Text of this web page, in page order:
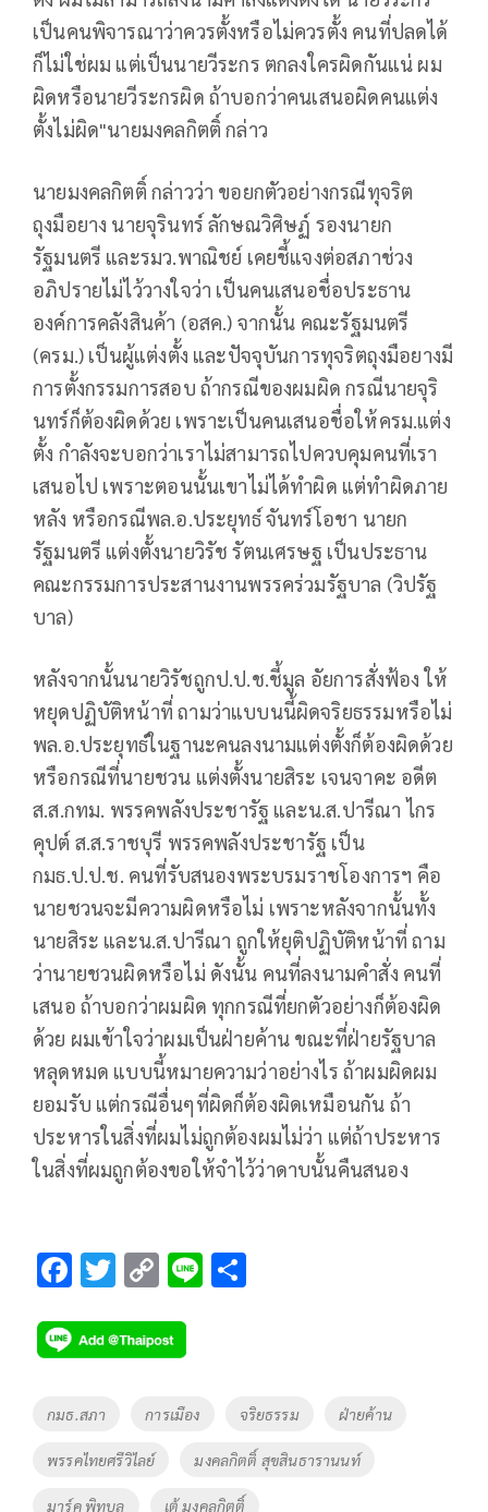
เป็นคนพิจารณาว่าควรตั้งหรือไม่ควรตั้ง คนที่ปลดได้
ก็ไม่ใช่ผม แต่เป็นนายวีระกร ตกลงใครผิดกันแน่ ผม
ผิดหรือนายวีระกรผิด ถ้าบอกว่าคนเสนอผิดคนแต่ง
ตั้งไม่ผิด"นายมงคลกิตติ์ กล่าว
นายมงคลกิตติ์ กล่าวว่า ขอยกตัวอย่างกรณีทุจริต
ถุงมือยาง นายจุรินทร์ ลักษณวิศิษฏ์ รองนายก
รัฐมนตรี และรมว.พาณิชย์ เคยชี้แจงต่อสภาช่วง
อภิปรายไม่ไว้วางใจว่า เป็นคนเสนอชื่อประธาน
องค์การคลังสินค้า (อสค.) จากนั้น คณะรัฐมนตรี
(ครม.) เป็นผู้แต่งตั้ง และปัจจุบันการทุจริตถุงมือยางมี
การตั้งกรรมการสอบ ถ้ากรณีของผมผิด กรณีนายจุริ
นทร์ก็ต้องผิดด้วย เพราะเป็นคนเสนอชื่อให้ครม.แต่ง
ตั้ง กำลังจะบอกว่าเราไม่สามารถไปควบคุมคนที่เรา
เสนอไป เพราะตอนนั้นเขาไม่ได้ทำผิด แต่ทำผิดภาย
หลัง หรือกรณีพล.อ.ประยุทธ์ จันทร์โอชา นายก
รัฐมนตรี แต่งตั้งนายวิรัช รัตนเศรษฐ เป็นประธาน
คณะกรรมการประสานงานพรรคร่วมรัฐบาล (วิปรัฐ
บาล)
หลังจากนั้นนายวิรัชถูกป.ป.ช.ชี้มูล อัยการสั่งฟ้อง ให้
หยุดปฏิบัติหน้าที่ ถามว่าแบบนนี้ผิดจริยธรรมหรือไม่
พล.อ.ประยุทธ์ในฐานะคนลงนามแต่งตั้งก็ต้องผิดด้วย
หรือกรณีที่นายชวน แต่งตั้งนายสิระ เจนจาคะ อดีต
ส.ส.กทม. พรรคพลังประชารัฐ และน.ส.ปารีณา ไกร
คุปต์ ส.ส.ราชบุรี พรรคพลังประชารัฐ เป็น
กมธ.ป.ป.ช. คนที่รับสนองพระบรมราชโองการฯ คือ
นายชวนจะมีความผิดหรือไม่ เพราะหลังจากนั้นทั้ง
นายสิระ และน.ส.ปารีณา ถูกให้ยุติปฏิบัติหน้าที่ ถาม
ว่านายชวนผิดหรือไม่ ดังนั้น คนที่ลงนามคำสั่ง คนที่
เสนอ ถ้าบอกว่าผมผิด ทุกกรณีที่ยกตัวอย่างก็ต้องผิด
ด้วย ผมเข้าใจว่าผมเป็นฝ่ายค้าน ขณะที่ฝ่ายรัฐบาล
หลุดหมด แบบนี้หมายความว่าอย่างไร ถ้าผมผิดผม
ยอมรับ แต่กรณีอื่นๆที่ผิดก็ต้องผิดเหมือนกัน ถ้า
ประหารในสิ่งที่ผมไม่ถูกต้องผมไม่ว่า แต่ถ้าประหาร
ในสิ่งที่ผมถูกต้องขอให้จำไว้ว่าดาบนั้นคืนสนอง
F
e
b
o
o
k
T
tt
er
C
p
y
Li
Li
Tags
กมธ.สภา การเมือง จริยธรรม ฝ่ายค้าน
พรรคไทยศรีวิไลย์ มงคลกิตติ์ สุขสินธารานนท์
มาร์ค พิทบูล เต้ มงคลกิตติ์